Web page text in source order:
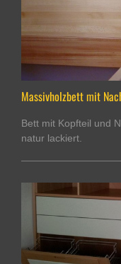
Massivholzbett mit
Bett mit Kopfteil und
natur lackiert.